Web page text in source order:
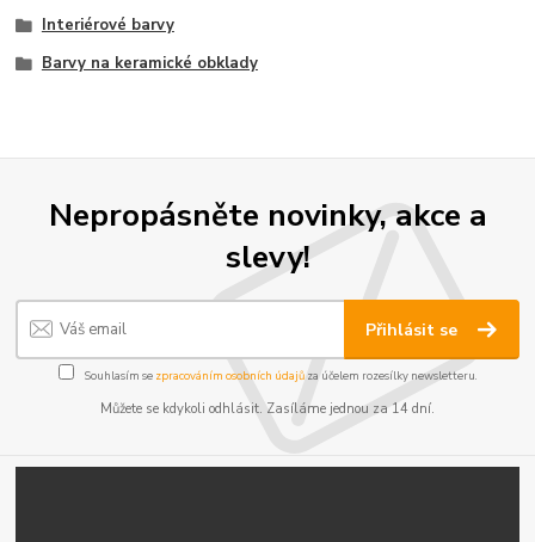
Interiérové barvy
Barvy na keramické obklady
Nepropásněte novinky, akce a
slevy!
Přihlásit se
Souhlasím se zpracováním osobních údajůza účelem rozesílky newsletteru.
Můžete se kdykoli odhlásit. Zasíláme jednou za 14 dní.